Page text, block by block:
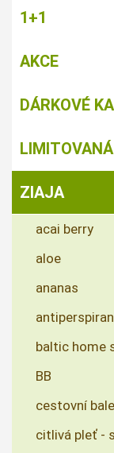
1+1
AKCE
DÁRKOVÉ
ZIAJA
acai berry
aloe
ananas
baltic home
BB
cestovní
citlivá pleť -